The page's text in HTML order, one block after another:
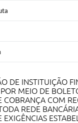
DE INSTITUIÇÃO
MEIO DE
COBRANÇA COM
REDE
EXIGÊNCIAS